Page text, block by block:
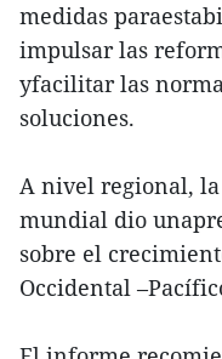
medidas
impulsar las
yfacilitar las
soluciones.
A nivel regional,
mundial dio
sobre el
Occidental